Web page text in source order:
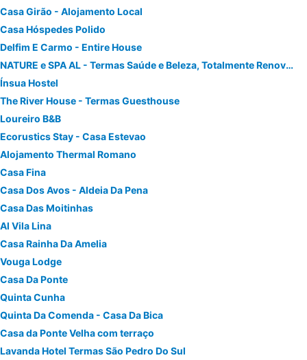
Casa Girão - Alojamento Local
Casa Hóspedes Polido
Delfim E Carmo - Entire House
NATURE e SPA AL - Termas Saúde e Beleza, Totalmente Renovado - Piscinas Municipais em frente - Epoca Julho a Setembro
Ínsua Hostel
The River House - Termas Guesthouse
Loureiro B&B
Ecorustics Stay - Casa Estevao
Alojamento Thermal Romano
Casa Fina
Casa Dos Avos - Aldeia Da Pena
Casa Das Moitinhas
Al Vila Lina
Casa Rainha Da Amelia
Vouga Lodge
Casa Da Ponte
Quinta Cunha
Quinta Da Comenda - Casa Da Bica
Casa da Ponte Velha com terraço
Lavanda Hotel Termas São Pedro Do Sul